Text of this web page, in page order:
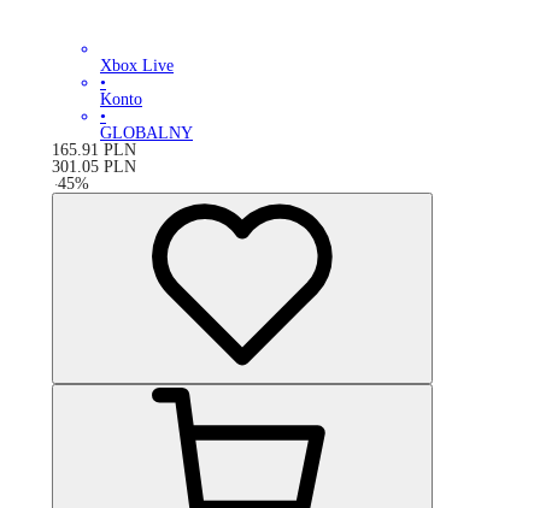
Xbox Live
•
Konto
•
GLOBALNY
165.91 PLN
301.05 PLN
-45%